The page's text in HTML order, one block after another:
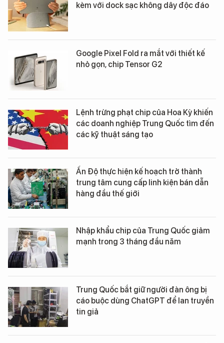
kèm với dock sạc không dây độc đáo
Google Pixel Fold ra mắt với thiết kế
nhỏ gọn, chip Tensor G2
Lệnh trừng phạt chip của Hoa Kỳ khiến
các doanh nghiệp Trung Quốc tìm đến
các kỹ thuật sáng tạo
Ấn Độ thực hiện kế hoạch trở thành
trung tâm cung cấp linh kiện bán dẫn
hàng đầu thế giới
Nhập khẩu chip của Trung Quốc giảm
mạnh trong 3 tháng đầu năm
Trung Quốc bắt giữ người đàn ông bị
cáo buộc dùng ChatGPT để lan truyền
tin giả